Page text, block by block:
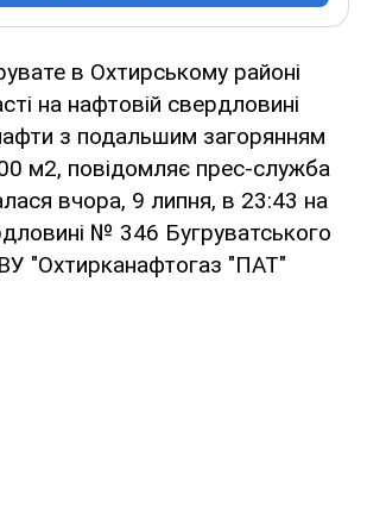
в Охтирському районі
на нафтовій свердловині
з подальшим загорянням
м2, повідомляє прес-служба
вчора, 9 липня, в 23:43 на
№ 346 Бугруватського
"Охтирканафтогаз "ПАТ"